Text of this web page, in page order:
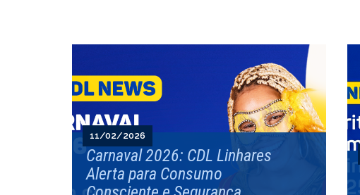
11/02/2026
Carnaval 2026: CDL Linhares
Alerta para Consumo